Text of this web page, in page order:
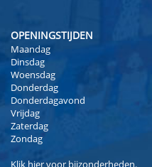
OPENINGSTIJDEN
Maandag
Dinsdag
Woensdag
Donderdag
Donderdagavond
Vrijdag
Zaterdag
Zondag
Klik hiervoor bijzonderheden.